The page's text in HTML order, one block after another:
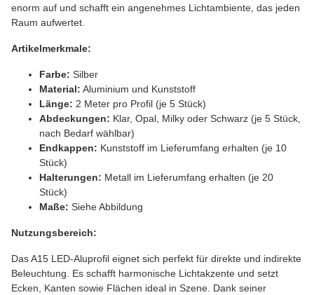
enorm auf und schafft ein angenehmes Lichtambiente, das jeden
Raum aufwertet.
Artikelmerkmale:
Farbe: Silber
Material: Aluminium und Kunststoff
Länge: 2 Meter pro Profil (je 5 Stück)
Abdeckungen: Klar, Opal, Milky oder Schwarz (je 5 Stück,
nach Bedarf wählbar)
Endkappen: Kunststoff im Lieferumfang erhalten (je 10
Stück)
Halterungen: Metall im Lieferumfang erhalten (je 20
Stück)
Maße: Siehe Abbildung
Nutzungsbereich:
Das A15 LED-Aluprofil eignet sich perfekt für direkte und indirekte
Beleuchtung. Es schafft harmonische Lichtakzente und setzt
Ecken, Kanten sowie Flächen ideal in Szene. Dank seiner